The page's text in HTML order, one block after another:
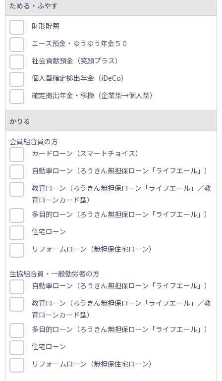
ためる・ふやす
財形貯蓄
エース預金・ゆうゆう年金５０
社会貢献預金（笑顔プラス）
個人型確定拠出年金（iDeCo）
確定拠出年金・移換（企業型→個人型）
かりる
会員組合員の方
カードローン（スマートチョイス）
自動車ローン（ろうきん無担保ローン「ライフエール」）
教育ローン（ろうきん無担保ローン「ライフエール」／教
育ローンカード型）
多目的ローン（ろうきん無担保ローン「ライフエール」）
住宅ローン
リフォームローン（無担保住宅ローン）
生協組合員・一般勤労者の方
自動車ローン（ろうきん無担保ローン「ライフエール」）
教育ローン（ろうきん無担保ローン「ライフエール」／教
育ローンカード型）
多目的ローン（ろうきん無担保ローン「ライフエール」）
住宅ローン
リフォームローン（無担保住宅ローン）